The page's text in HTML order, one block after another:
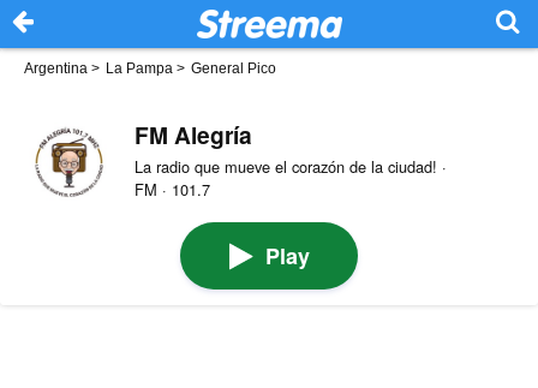
Argentina > La Pampa > General Pico
FM Alegría
La radio que mueve el corazón de la ciudad! ·
FM · 101.7
Play